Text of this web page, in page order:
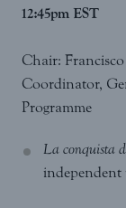
12:45pm EST
Chair:
Coordinator,
Programme
La conquista
independent